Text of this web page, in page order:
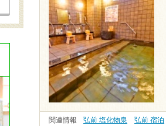
関連情報 弘前 塩化物泉 弘前 宿泊